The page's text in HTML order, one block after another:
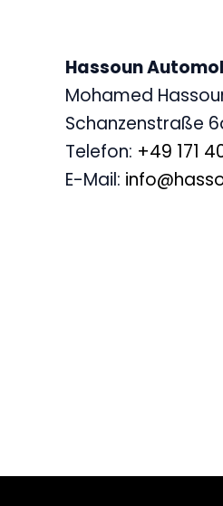
Hassoun
Mohamed
Schanzenstraße
Telefon: +49 171
E-Mail: